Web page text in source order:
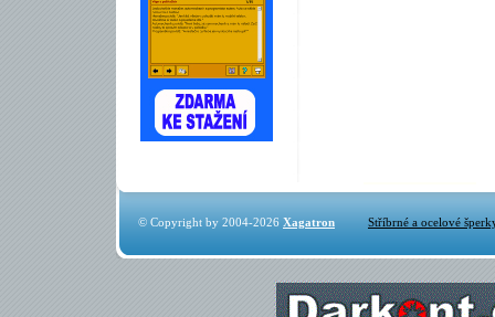
© Copyright by 2004-2026 Xagatron Stříbrné a ocelové